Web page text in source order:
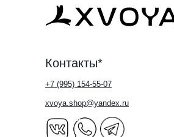
Контакты*
xvoya.shop@yandex.ru
+7 (995) 154-55-07